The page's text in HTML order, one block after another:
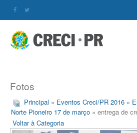
Fotos
Principal » Eventos Creci/PR 2016 »
Norte Pioneiro 17 de março » entrega de
Voltar à Categoria